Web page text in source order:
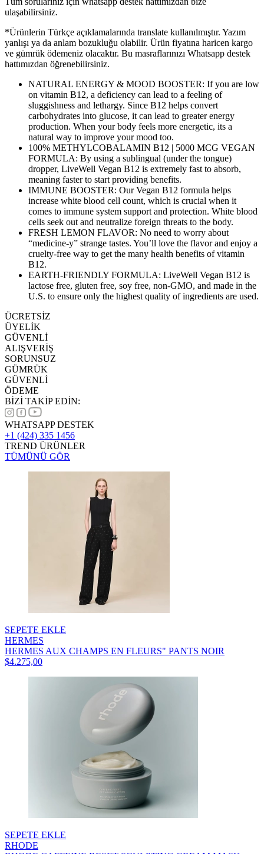
ulaşabilirsiniz.
*Ürünlerin Türkçe açıklamalarında translate kullanılmıştır. Yazım
yanlışı ya da anlam bozukluğu olabilir. Ürün fiyatına haricen kargo
ve gümrük ödemeniz olacaktır. Bu masraflarınızı Whatsapp destek
hattımızdan öğrenebilirsiniz.
NATURAL ENERGY & MOOD BOOSTER: If you are low
on vitamin B12, a deficiency can lead to a feeling of
sluggishness and lethargy. Since B12 helps convert
carbohydrates into glucose, it can lead to greater energy
production. When your body feels more energetic, its a
natural way to improve your mood too.
100% METHYLCOBALAMIN B12 | 5000 MCG VEGAN
FORMULA: By using a sublingual (under the tongue)
dropper, LiveWell Vegan B12 is extremely fast to absorb,
meaning faster to start providing benefits.
IMMUNE BOOSTER: Our Vegan B12 formula helps
increase white blood cell count, which is crucial when it
comes to immune system support and protection. White blood
cells seek out and neutralize foreign threats to the body.
FRESH LEMON FLAVOR: No need to worry about
“medicine-y” strange tastes. You’ll love the flavor and enjoy a
cruelty-free way to get the many health benefits of vitamin
B12.
EARTH-FRIENDLY FORMULA: LiveWell Vegan B12 is
lactose free, gluten free, soy free, non-GMO, and made in the
U.S. to ensure only the highest quality of ingredients are used.
ÜCRETSİZ
ÜYELİK
GÜVENLİ
ALIŞVERİŞ
SORUNSUZ
GÜMRÜK
GÜVENLİ
ÖDEME
BİZİ TAKİP EDİN:
WHATSAPP DESTEK
+1 (424) 335 1456
TREND ÜRÜNLER
TÜMÜNÜ GÖR
SEPETE EKLE
HERMES
HERMES AUX CHAMPS EN FLEURS" PANTS NOIR
$4.275,00
SEPETE EKLE
RHODE